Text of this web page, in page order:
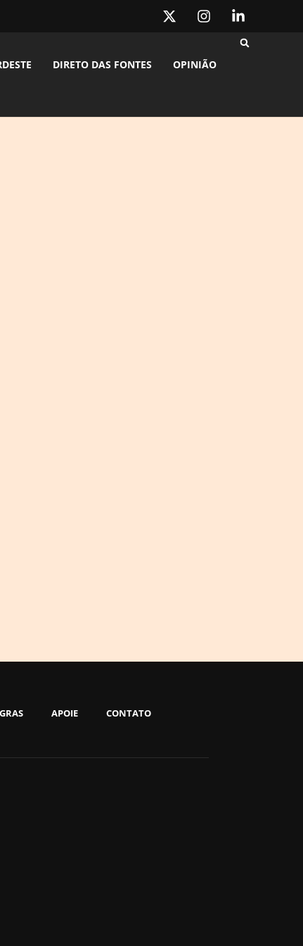
DIRETO DAS FONTES OPINIÃO
APOIE CONTATO